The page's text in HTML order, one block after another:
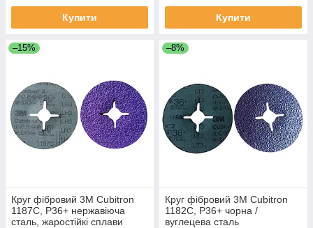
Купити Купити
–15%
Круг фібровий 3M Cubitron
1187C, P36+ нержавіюча
сталь, жаростійкі сплави
–8%
Круг фібровий 3M Cubitron
1182C, P36+ чорна /
вуглецева сталь